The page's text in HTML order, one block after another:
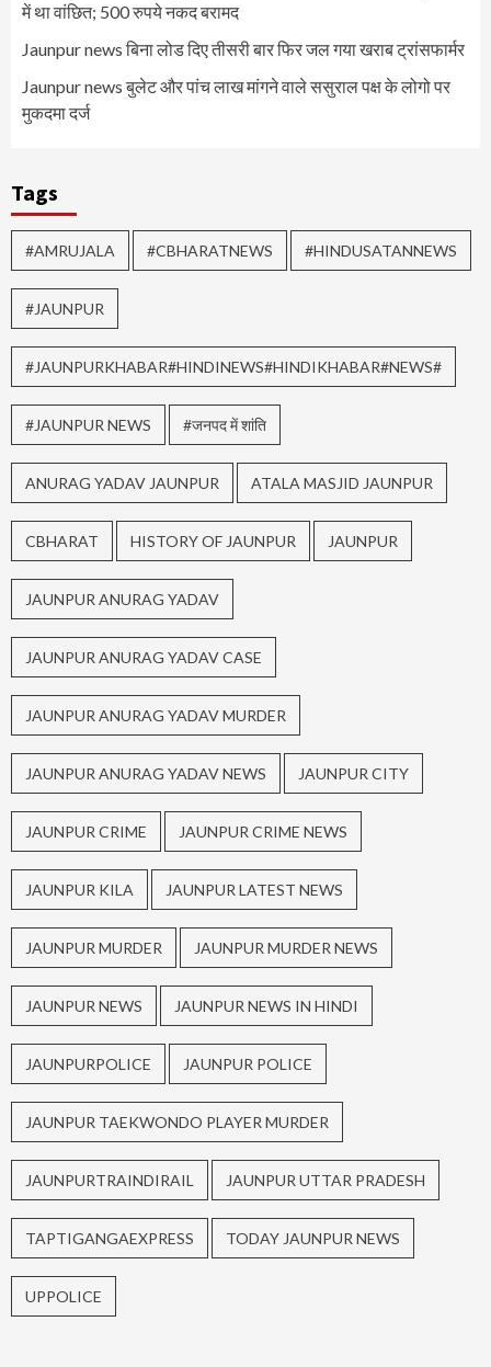
में था वांछित; 500 रुपये नकद बरामद
Jaunpur news बिना लोड दिए तीसरी बार फिर जल गया खराब ट्रांसफार्मर
Jaunpur news बुलेट और पांच लाख मांगने वाले ससुराल पक्ष के लोगो पर
मुकदमा दर्ज
Tags
#AMRUJALA #CBHARATNEWS #HINDUSATANNEWS
#JAUNPUR
#JAUNPURKHABAR#HINDINEWS#HINDIKHABAR#NEWS#
#JAUNPUR NEWS #जनपद में शांति
ANURAG YADAV JAUNPUR ATALA MASJID JAUNPUR
CBHARAT HISTORY OF JAUNPUR JAUNPUR
JAUNPUR ANURAG YADAV
JAUNPUR ANURAG YADAV CASE
JAUNPUR ANURAG YADAV MURDER
JAUNPUR ANURAG YADAV NEWS JAUNPUR CITY
JAUNPUR CRIME JAUNPUR CRIME NEWS
JAUNPUR KILA JAUNPUR LATEST NEWS
JAUNPUR MURDER JAUNPUR MURDER NEWS
JAUNPUR NEWS JAUNPUR NEWS IN HINDI
JAUNPURPOLICE JAUNPUR POLICE
JAUNPUR TAEKWONDO PLAYER MURDER
JAUNPURTRAINDIRAIL JAUNPUR UTTAR PRADESH
TAPTIGANGAEXPRESS TODAY JAUNPUR NEWS
UPPOLICE